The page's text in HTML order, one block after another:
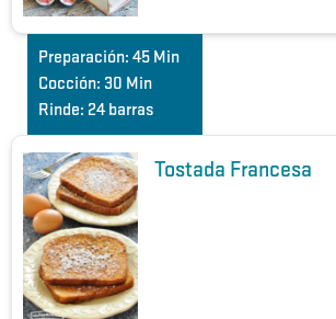
Preparación: 45 Min
Cocción: 30 Min
Rinde: 24 barras
Tostada Francesa